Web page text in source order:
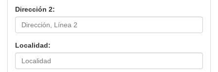
Dirección 2:
Localidad: